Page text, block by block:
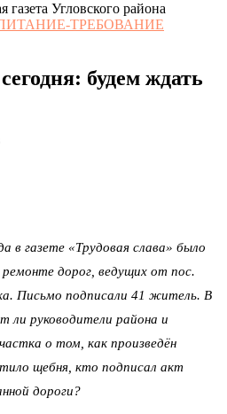
Угловского района
ТРЕБОВАНИЕ
будем ждать
в газете «Трудовая слава» было
дорог, ведущих от пос.
Письмо подписали 41 житель. В
ли руководители района и
о том, как произведён
щебня, кто подписал акт
дороги?